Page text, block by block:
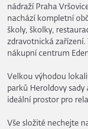
nádraží Praha
nachází kompletní
školy, školky,
zdravotnická zařízení.
nákupní centrum
Velkou výhodou
parků Heroldovy sady
ideální prostor pro
Vše složité nechejte